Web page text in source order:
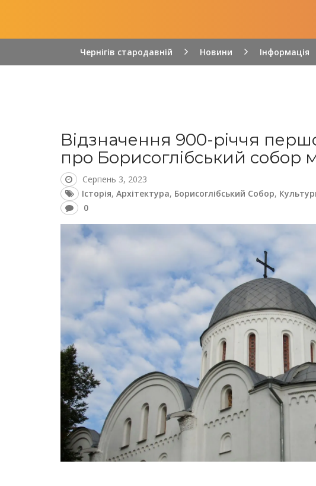
Чернігів стародавній Новини Інформація
Відзначення 900-річчя
про Борисоглібський собор
Серпень 3, 2023
Історія, Архітектура, Борисоглібський Собор,
0